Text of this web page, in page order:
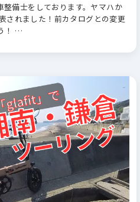
整備士をしております。ヤマハか
されました！前カタログとの変更
！ …